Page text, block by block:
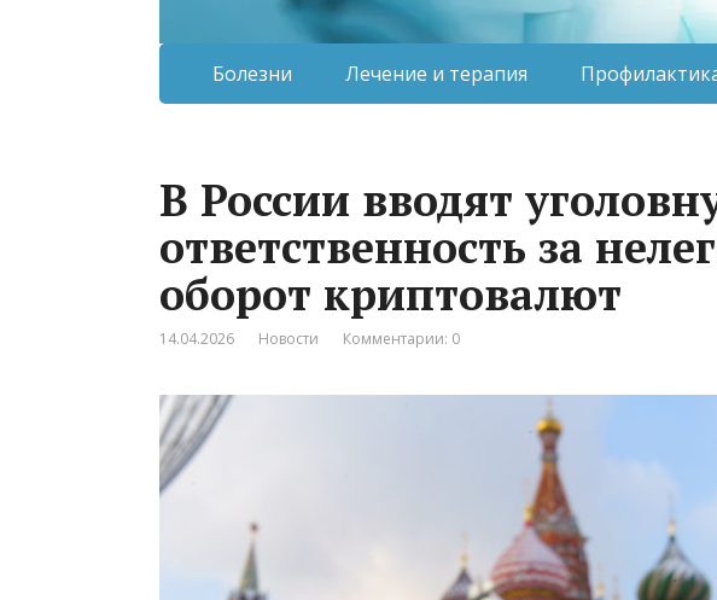
Болезни Лечение и терапия
В России вводят
ответственность за
оборот криптовалют
14.04.2026 Новости Комментарии: 0